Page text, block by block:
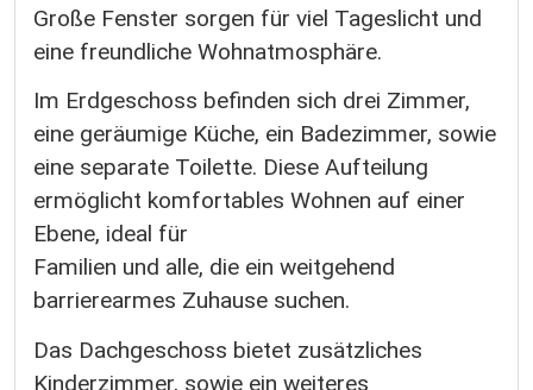
Große Fenster sorgen für viel Tageslicht und
eine freundliche Wohnatmosphäre.
Im Erdgeschoss befinden sich drei Zimmer,
eine geräumige Küche, ein Badezimmer, sowie
eine separate Toilette. Diese Aufteilung
ermöglicht komfortables Wohnen auf einer
Ebene, ideal für
Familien und alle, die ein weitgehend
barrierearmes Zuhause suchen.
Das Dachgeschoss bietet zusätzliches
Kinderzimmer, sowie ein weiteres